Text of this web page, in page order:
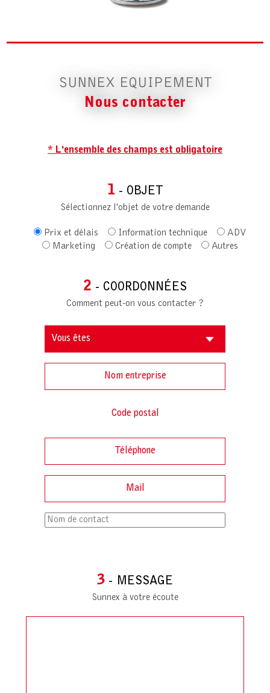
SUNNEX EQUIPEMENT
Nous contacter
* L'ensemble des champs est obligatoire
1 - OBJET
Sélectionnez l'objet de votre demande
Prix et délais Information technique
ADV
Marketing
Création de compte Autres
2 - COORDONNÉES
Comment peut-on vous contacter ?
3 - MESSAGE
Sunnex à votre écoute